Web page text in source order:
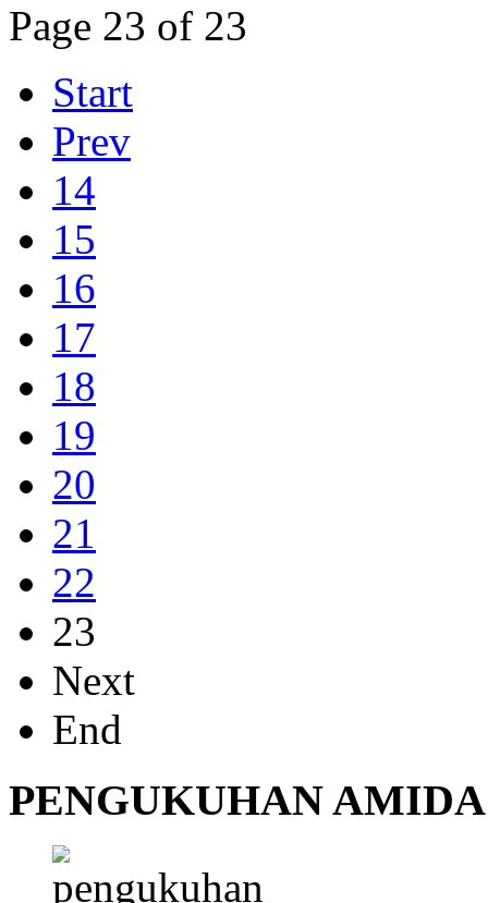
Page 23 of 23
Start
Prev
14
15
16
17
18
19
20
21
22
23
Next
End
PENGUKUHAN